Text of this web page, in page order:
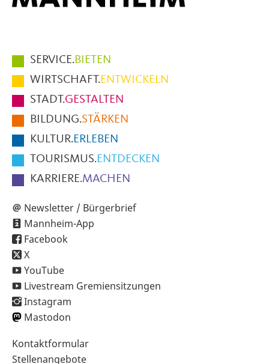
Hauptmenüpunkte
im
Fußbereich
der
Seite
SERVICE.BIETEN
WIRTSCHAFT.ENTWICKELN
STADT.GESTALTEN
BILDUNG.STÄRKEN
KULTUR.ERLEBEN
TOURISMUS.ENTDECKEN
KARRIERE.MACHEN
Newsletter / Bürgerbrief
Mannheim-App
Facebook
X
YouTube
Livestream Gremiensitzungen
Instagram
Mastodon
Sekundärnavigation
im
Kontaktformular
Stellenangebote